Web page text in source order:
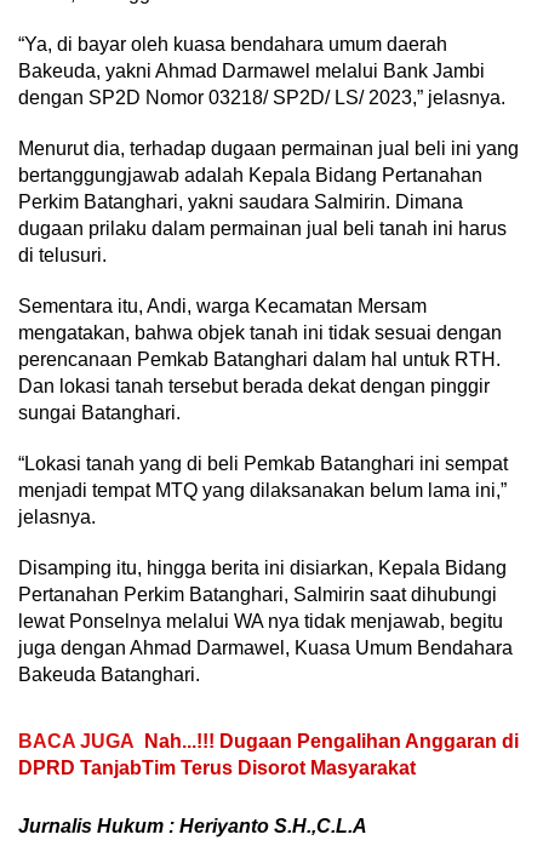
“Ya, di bayar oleh kuasa bendahara umum daerah
Bakeuda, yakni Ahmad Darmawel melalui Bank Jambi
dengan SP2D Nomor 03218/ SP2D/ LS/ 2023,” jelasnya.
Menurut dia, terhadap dugaan permainan jual beli ini yang
bertanggungjawab adalah Kepala Bidang Pertanahan
Perkim Batanghari, yakni saudara Salmirin. Dimana
dugaan prilaku dalam permainan jual beli tanah ini harus
di telusuri.
Sementara itu, Andi, warga Kecamatan Mersam
mengatakan, bahwa objek tanah ini tidak sesuai dengan
perencanaan Pemkab Batanghari dalam hal untuk RTH.
Dan lokasi tanah tersebut berada dekat dengan pinggir
sungai Batanghari.
“Lokasi tanah yang di beli Pemkab Batanghari ini sempat
menjadi tempat MTQ yang dilaksanakan belum lama ini,”
jelasnya.
Disamping itu, hingga berita ini disiarkan, Kepala Bidang
Pertanahan Perkim Batanghari, Salmirin saat dihubungi
lewat Ponselnya melalui WA nya tidak menjawab, begitu
juga dengan Ahmad Darmawel, Kuasa Umum Bendahara
Bakeuda Batanghari.
BACA JUGA
Nah...!!! Dugaan Pengalihan Anggaran di
DPRD TanjabTim Terus Disorot Masyarakat
Jurnalis Hukum : Heriyanto S.H.,C.L.A